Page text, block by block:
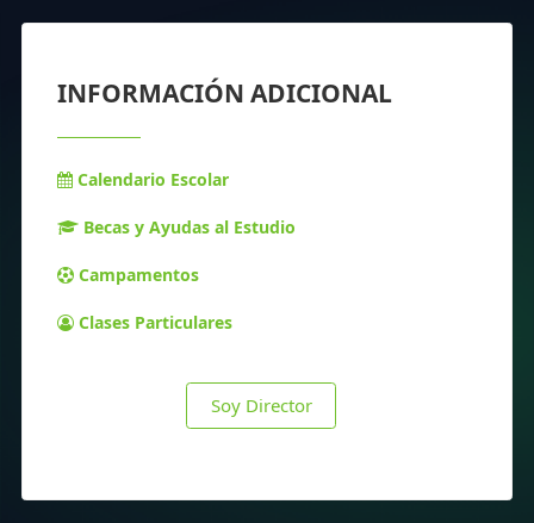
INFORMACIÓN ADICIONAL
Calendario Escolar
Becas y Ayudas al Estudio
Campamentos
Clases Particulares
Soy Director